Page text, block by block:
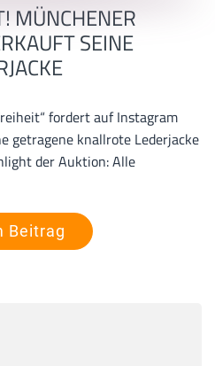
MÜNCHENER
SEINE
fordert auf Instagram
getragene knallrote Lederjacke
der Auktion: Alle
Beitrag